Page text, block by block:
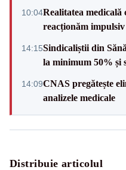
10:04Realitatea medicală
reacționăm
14:15Sindicaliștii din
la minimum 50% și
14:09CNAS pregătește
analizele medicale
Distribuie articolul